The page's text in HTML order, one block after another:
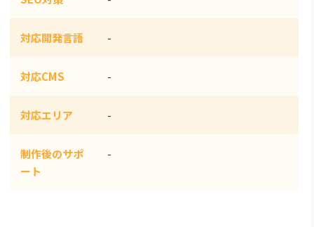
対応開発言語 -
対応CMS -
対応エリア -
制作後のサポ
ート
-